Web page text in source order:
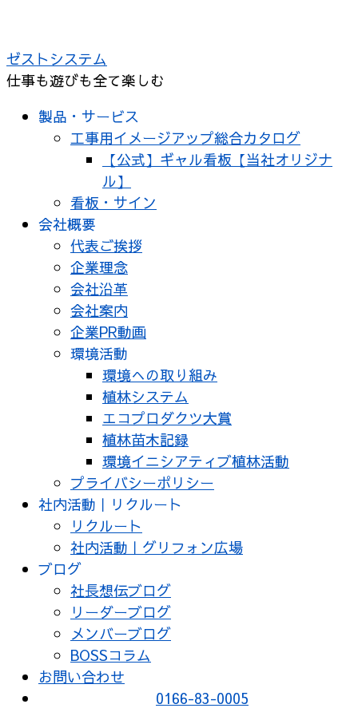
テ
ン
ゼストシステム
仕事も遊びも全て楽しむ
製品・サービス
工事用イメージアップ総合カタログ
【公式】ギャル看板【当社オリジナ
ル】
看板・サイン
会社概要
代表ご挨拶
企業理念
会社沿革
会社案内
企業PR動画
環境活動
環境への取り組み
植林システム
エコプロダクツ大賞
植林苗木記録
環境イニシアティブ植林活動
プライバシーポリシー
社内活動｜リクルート
リクルート
社内活動｜グリフォン広場
ブログ
社長想伝ブログ
リーダーブログ
メンバーブログ
BOSSコラム
お問い合わせ
0166-83-0005